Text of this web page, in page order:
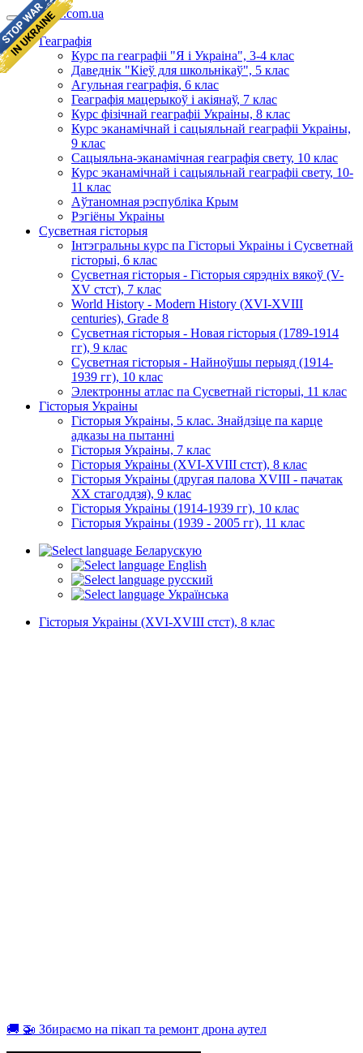
geomap.com.ua
Геаграфія
Курс па геаграфіі "Я і Украіна", 3-4 клас
Даведнік "Кіеў для школьнікаў", 5 клас
Агульная геаграфія, 6 клас
Геаграфія мацерыкоў і акіянаў, 7 клас
Курс фізічнай геаграфіі Украіны, 8 клас
Курс эканамічнай і сацыяльнай геаграфіі Украіны,
9 клас
Сацыяльна-эканамічная геаграфія свету, 10 клас
Курс эканамічнай і сацыяльнай геаграфіі свету, 10-
11 клас
Аўтаномная рэспубліка Крым
Рэгіёны Украіны
Сусветная гісторыя
Інтэгральны курс па Гісторыі Украіны і Сусветнай
гісторыі, 6 клас
Сусветная гісторыя - Гісторыя сярэдніх вякоў (V-
XV стст), 7 клас
World History - Modern History (XVI-XVIII
centuries), Grade 8
Сусветная гісторыя - Новая гісторыя (1789-1914
гг), 9 клас
Сусветная гісторыя - Найноўшы перыяд (1914-
1939 гг), 10 клас
Электронны атлас па Сусветнай гісторыі, 11 клас
Гісторыя Украіны
Гісторыя Украіны, 5 клас. Знайдзіце па карце
адказы на пытанні
Гісторыя Украіны, 7 клас
Гісторыя Украіны (XVI-XVIII стст), 8 клас
Гісторыя Украіны (другая палова XVIII - пачатак
XX стагоддзя), 9 клас
Гісторыя Украіны (1914-1939 гг), 10 клас
Гісторыя Украіны (1939 - 2005 гг), 11 клас
Беларускую
English
русский
Українська
Гісторыя Украіны (XVI-XVIII стст), 8 клас
🚚 🚁 Збираємо на пікап та ремонт дрона аутел